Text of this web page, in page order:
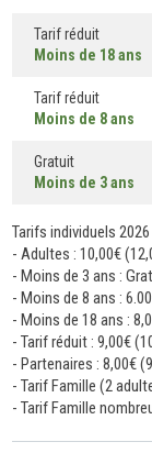
Tarif réduit
Moins de 18 ans
Tarif réduit
Moins de 8 ans
Gratuit
Moins de 3 ans
Tarifs individuels 2026
- Adultes : 10,00€
- Moins de 3 ans :
- Moins de 8 ans :
- Moins de 18 ans :
- Tarif réduit : 9,00€
- Partenaires : 8,00€
- Tarif Famille (2
- Tarif Famille